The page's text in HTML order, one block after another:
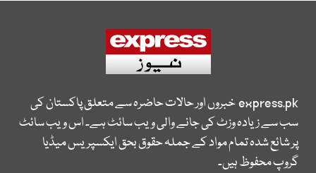
express.pkخبروں اور حالات حاضرہ سے متعلق پاکستان کی
سب سے زیادہ وزٹ کی جانے والی ویب سائٹ ہے۔ اس ویب سائٹ
پر شائع شدہ تمام مواد کے جملہ حقوق بحق ایکسپریس میڈیا
گروپ محفوظ ہیں۔